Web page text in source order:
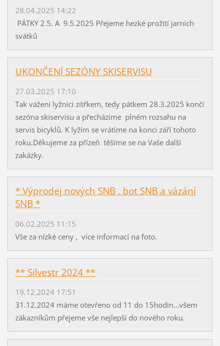
28.04.2025 14:22
PÁTKY 2.5. A 9.5.2025 Přejeme hezké prožití jarních
svátků
UKONČENÍ SEZÓNY SKISERVISU
27.03.2025 17:10
Tak vážení lyžníci zítřkem, tedy pátkem 28.3.2025 končí
sezóna skiservisu a přecházíme plném rozsahu na
servis bicyklů. K lyžím se vrátíme na konci září tohoto
roku.Děkujeme za přízeň těšíme se na Vaše další
zakázky.
* Výprodej nových SNB , bot SNB a vázání
SNB *
06.02.2025 11:15
Vše za nízké ceny , více informací na foto.
** Silvestr 2024 **
19.12.2024 17:51
31.12.2024 máme otevřeno od 11 do 15hodin...všem
zákazníkům přejeme vše nejlepší do nového roku.